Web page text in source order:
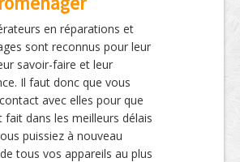
en réparations et
sont reconnus pour leur
savoir-faire et leur
Il faut donc que vous
avec elles pour que
dans les meilleurs délais
puissiez à nouveau
tous vos appareils au plus